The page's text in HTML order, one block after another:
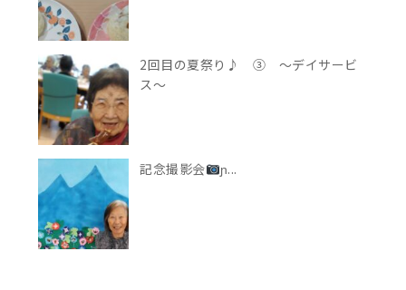
2回目の夏祭り♪ ③ ～デイサービ
ス～
記念撮影会 ɲ...